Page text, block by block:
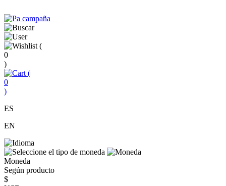
(
0
)
(
0
)
ES
EN
Moneda
Según producto
$